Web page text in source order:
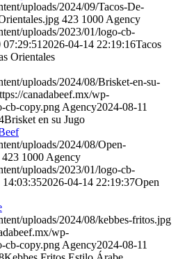
uploads/2024/09/Tacos-De-
423 1000 Agency
uploads/2023/01/logo-cb-
2026-04-14 22:19:16Tacos
Orientales
uploads/2024/08/Brisket-en-su-
canadabeef.mx/wp-
cb-copy.png Agency2024-08-11
Brisket en su Jugo
uploads/2024/08/Open-
423 1000 Agency
uploads/2023/01/logo-cb-
14:03:352026-04-14 22:19:37Open
uploads/2024/08/kebbes-fritos.jpg
wp-
cb-copy.png Agency2024-08-11